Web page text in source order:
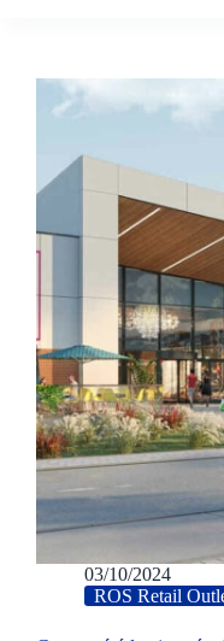
03/10/2024
ROS Retail